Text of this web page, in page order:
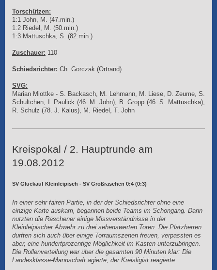
Torschützen:
1:1 John, M. (47.min.)
1:2 Riedel, M. (50.min.)
1:3 Mattuschka, S. (82.min.)
Zuschauer: 110
Schiedsrichter: Ch. Gorczak (Ortrand)
SVG:
Marian Miottke - S. Backasch, M. Lehmann, M. Liese, D. Zeume, S.
Schultchen, I. Paulick (46. M. John), B. Gropp (46. S. Mattuschka),
R. Schulz (78. J. Kalus), M. Riedel, T. John
Kreispokal / 2. Hauptrunde am
19.08.2012
SV Glückauf Kleinleipisch - SV Großräschen 0:4 (0:3)
In einer sehr fairen Partie, in der der Schiedsrichter ohne eine
einzige Karte auskam, begannen beide Teams im Schongang. Dann
nutzten die Räschener einige Missverständnisse in der
Kleinleipischer Abwehr zu drei sehenswerten Toren. Die Platzherren
durften sich auch über einige Torraumszenen freuen, verpassten es
aber, eine hundertprozentige Möglichkeit im Kasten unterzubringen.
Die Rollenverteilung war über die gesamten 90 Minuten klar: Die
Landesklasse-Mannschaft agierte, der Kreisligist reagierte.